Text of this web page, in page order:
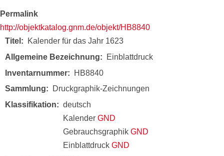
Permalink
http://objektkatalog.gnm.de/objekt/HB8840
Titel
Kalender für das Jahr 1623
Allgemeine Bezeichnung
Einblattdruck
Inventarnummer
HB8840
Sammlung
Druckgraphik-Zeichnungen
Klassifikation
deutsch
Kalender GND
Gebrauchsgraphik GND
Einblattdruck GND